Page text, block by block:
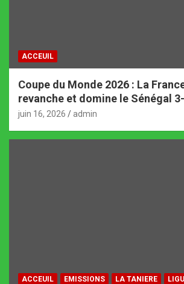
ACCEUIL
Coupe du Monde 2026 : La
revanche et domine le Sénégal
juin 16, 2026 admin
ACCEUIL EMISSIONS LA TANIERE